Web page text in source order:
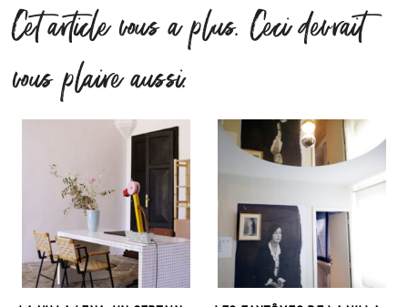
Cet article vous a plus. Ceci devrait
vous plaire aussi.